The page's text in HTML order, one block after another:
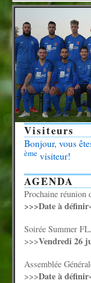
Visiteurs
Bonjour, vous
ème visiteur!
AGENDA
Prochaine réunion
>>>Date à définir
Soirée Summer
>>>Vendredi 26
Assemblée
>>>Date à définir